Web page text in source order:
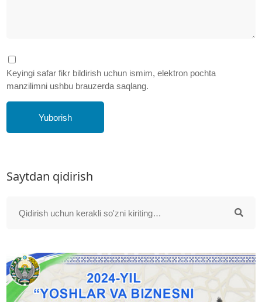
Saytdan qidirish
Keyingi safar fikr bildirish uchun ismim, elektron pochta
manzilimni ushbu brauzerda saqlang.
Yuborish